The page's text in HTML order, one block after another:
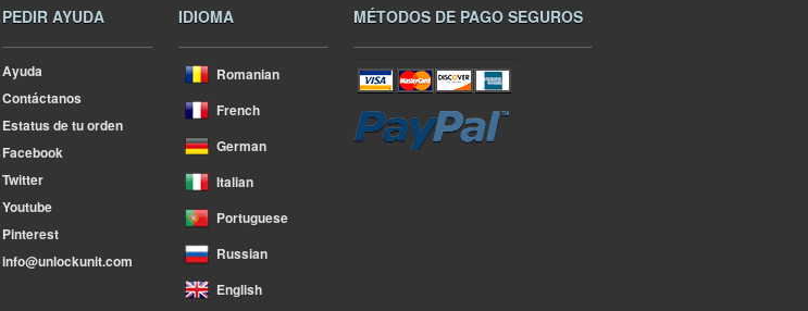
PEDIR AYUDA
Ayuda
Contáctanos
Estatus de tu orden
Facebook
Twitter
Youtube
Pinterest
info@unlockunit.com
IDIOMA
Romanian
French
German
Italian
Portuguese
Russian
English
MÉTODOS DE PAGO SEGUROS